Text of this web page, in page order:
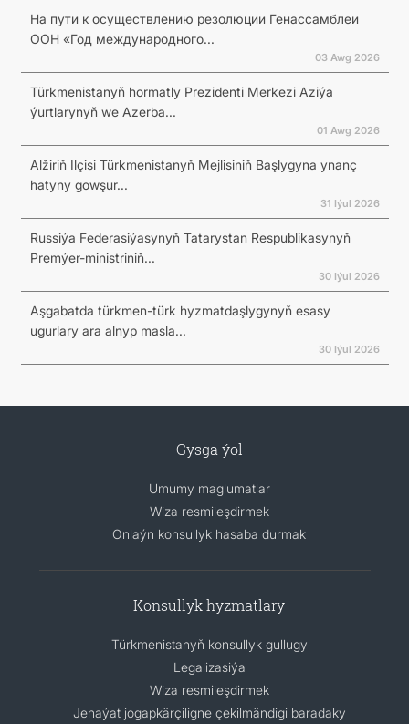
На пути к осуществлению резолюции Генассамблеи
ООН «Год международного...
03 Awg 2026
Türkmenistanyň hormatly Prezidenti Merkezi Aziýa
ýurtlarynyň we Azerba...
01 Awg 2026
Alžiriň Ilçisi Türkmenistanyň Mejlisiniň Başlygyna ynanç
hatyny gowşur...
31 Iýul 2026
Russiýa Federasiýasynyň Tatarystan Respublikasynyň
Premýer-ministriniň...
30 Iýul 2026
Aşgabatda türkmen-türk hyzmatdaşlygynyň esasy
ugurlary ara alnyp masla...
30 Iýul 2026
Gysga ýol
Umumy maglumatlar
Wiza resmileşdirmek
Onlaýn konsullyk hasaba durmak
Konsullyk hyzmatlary
Türkmenistanyň konsullyk gullugy
Legalizasiýa
Wiza resmileşdirmek
Jenaýat jogapkärçiligne çekilmändigi baradaky